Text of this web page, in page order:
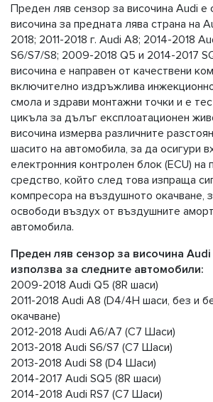
Преден ляв сензор за височина Audi е
височина за предната лява страна на
2018; 2011-2018 г. Audi A8; 2014-2018
S6/S7/S8; 2009-2018 Q5 и 2014-2017
височина е направен от качествени
включително издръжлива
смола и здрави монтажни точки и е
цикъла за дълъг експлоатационен
височина измерва различните
шасито на автомобила, за да осигури
електронния контролен блок (ECU) на
средство, който след това изпраща
компресора на въздушното окачване,
освободи въздух от въздушните
автомобила.
Преден ляв сензор за височина
използва за следните автомобили:
2009-2018 Audi Q5 (8R шаси)
2011-2018 Audi A8 (D4/4H шаси, без и
окачване)
2012-2018 Audi A6/A7 (C7 Шаси)
2013-2018 Audi S6/S7 (C7 Шаси)
2013-2018 Audi S8 (D4 Шаси)
2014-2017 Audi SQ5 (8R шаси)
2014-2018 Audi RS7 (C7 Шаси)